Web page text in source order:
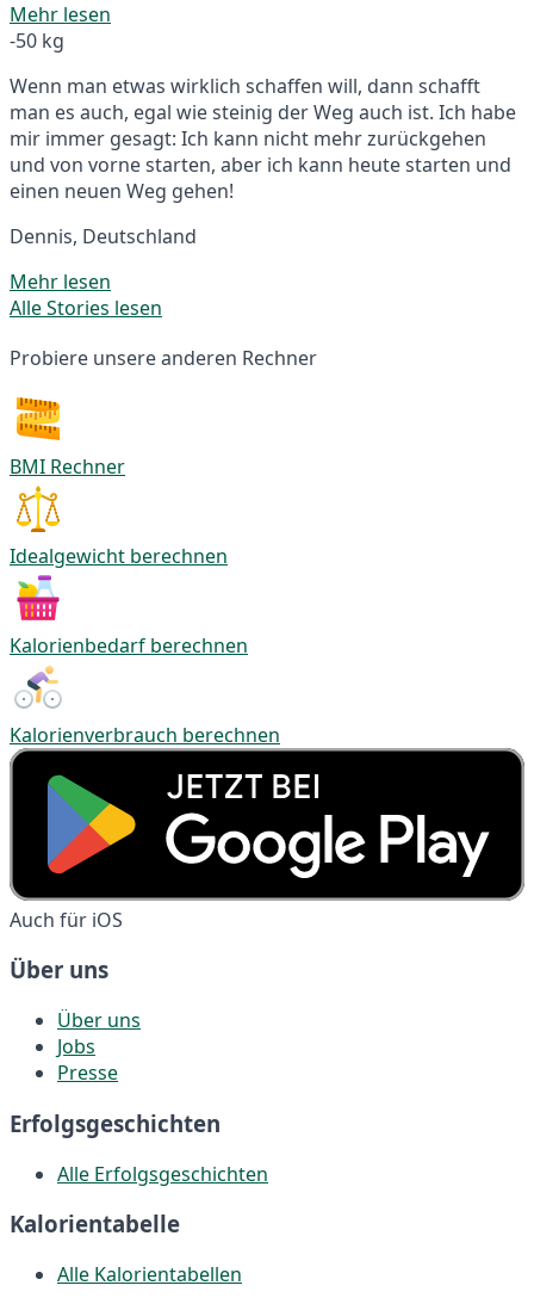
Mehr lesen
-50 kg
Wenn man etwas wirklich schaffen will, dann schafft
man es auch, egal wie steinig der Weg auch ist. Ich habe
mir immer gesagt: Ich kann nicht mehr zurückgehen
und von vorne starten, aber ich kann heute starten und
einen neuen Weg gehen!
Dennis, Deutschland
Mehr lesen
Alle Stories lesen
Probiere unsere anderen Rechner
BMI Rechner
Idealgewicht berechnen
Kalorienbedarf berechnen
Kalorienverbrauch berechnen
Auch für iOS
Über uns
Über uns
Jobs
Presse
Erfolgsgeschichten
Alle Erfolgsgeschichten
Kalorientabelle
Alle Kalorientabellen